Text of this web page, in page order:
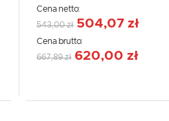
Cena netto:
543,00 zł 504,07 zł
Cena brutto:
667,89 zł 620,00 zł